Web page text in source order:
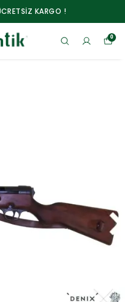
KARGO !
0